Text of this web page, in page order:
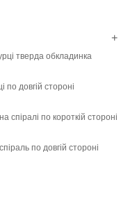
+
тверда обкладинка
по довгій стороні
спіралі по короткій стороні
по довгій стороні